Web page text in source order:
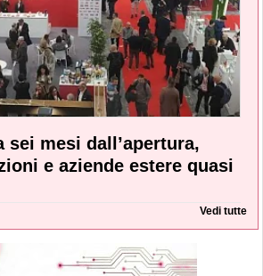
sei mesi dall’apertura,
e aziende estere quasi
Vedi tutte